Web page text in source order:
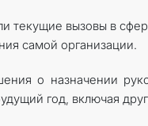
текущие вызовы в
самой организации.
о назначении
год, включая